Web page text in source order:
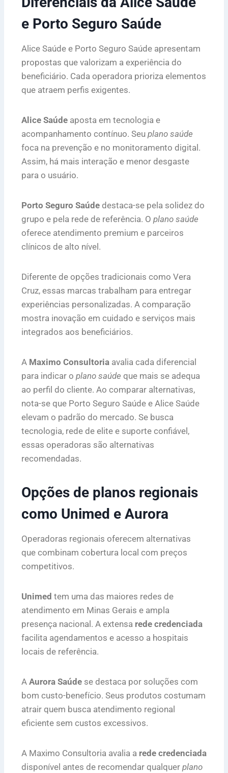
e Porto Seguro Saúde
Alice Saúde e Porto Seguro Saúde apresentam
propostas que valorizam a experiência do
beneficiário. Cada operadora prioriza elementos
que atraem perfis exigentes.
Alice Saúde aposta em tecnologia e
acompanhamento contínuo. Seu plano saúde
foca na prevenção e no monitoramento digital.
Assim, há mais interação e menor desgaste
para o usuário.
Porto Seguro Saúde destaca-se pela solidez do
grupo e pela rede de referência. O plano saúde
oferece atendimento premium e parceiros
clínicos de alto nível.
Diferente de opções tradicionais como Vera
Cruz, essas marcas trabalham para entregar
experiências personalizadas. A comparação
mostra inovação em cuidado e serviços mais
integrados aos beneficiários.
A Maximo Consultoria avalia cada diferencial
para indicar o plano saúde que mais se adequa
ao perfil do cliente. Ao comparar alternativas,
nota-se que Porto Seguro Saúde e Alice Saúde
elevam o padrão do mercado. Se busca
tecnologia, rede de elite e suporte confiável,
essas operadoras são alternativas
recomendadas.
Opções de planos regionais
como Unimed e Aurora
Operadoras regionais oferecem alternativas
que combinam cobertura local com preços
competitivos.
Unimed tem uma das maiores redes de
atendimento em Minas Gerais e ampla
presença nacional. A extensa rede credenciada
facilita agendamentos e acesso a hospitais
locais de referência.
A Aurora Saúde se destaca por soluções com
bom custo-benefício. Seus produtos costumam
atrair quem busca atendimento regional
eficiente sem custos excessivos.
A Maximo Consultoria avalia a rede credenciada
disponível antes de recomendar qualquer plano